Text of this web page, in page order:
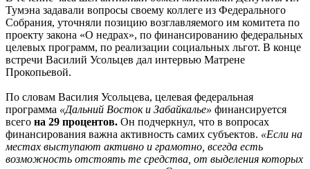
Тумэна задавали вопросы своему коллеге из Федерального
Собрания, уточняли позицию возглавляемого им комитета по
проекту закона «О недрах», по финансированию федеральных
целевых программ, по реализации социальных льгот. В конце
встречи Василий Усольцев дал интервью Матрене
Прокопьевой.
По словам Василия Усольцева, целевая федеральная
программа «Дальний Восток и Забайкалье» финансируется
всего на 29 процентов. Он подчеркнул, что в вопросах
финансирования важна активность самих субъектов. «Если на
местах выступают активно и грамотно, всегда есть
возможность отстоять те средства, от выделения которых